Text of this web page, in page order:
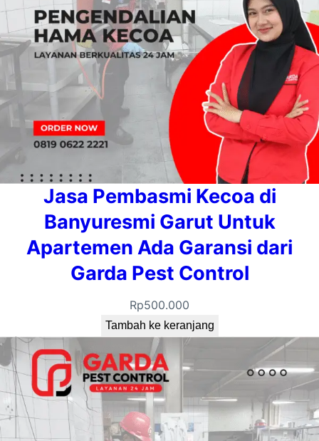
Jasa Pembasmi Kecoa di
Banyuresmi Garut Untuk
Apartemen Ada Garansi dari
Garda Pest Control
Rp500.000
Tambah ke keranjang